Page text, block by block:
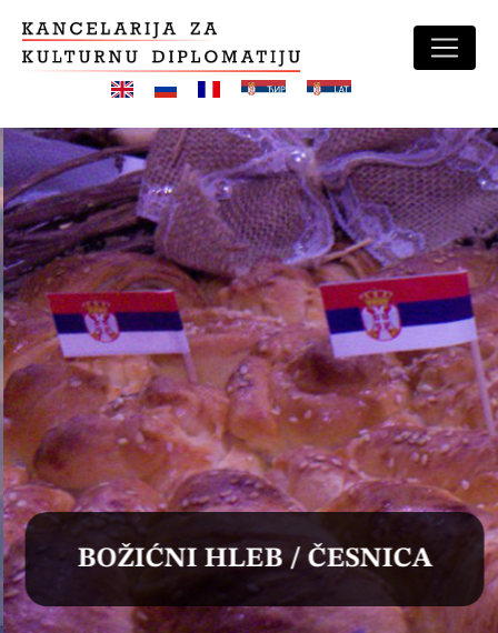
BOŽIĆNI HLEB / ČESNICA